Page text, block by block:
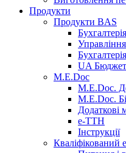
Продукти
Продукти BAS
Бухгалтерія
UA Бюджет
M.E.Doc
M.E.Doc.
M.E.Doc.
Додаткові
е-ТТН
Інструкції
Кваліфікований